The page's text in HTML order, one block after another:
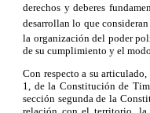
derechos y deberes
desarrollan lo que
la organización del poder
de su cumplimiento y el
Con respecto a su
1, de la Constitución de
sección segunda de la